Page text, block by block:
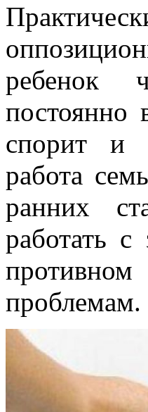
ребенок
постоянно
спорит и
работа
ранних
работать
проблемам.